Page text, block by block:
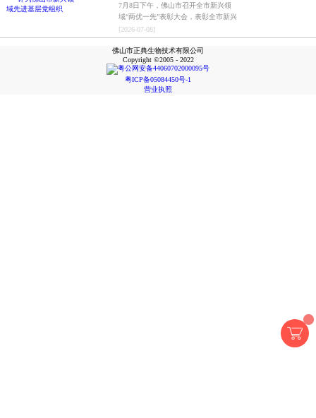
7月8日下午，佛山市召开全市新兴领
域“两优一先”表彰大会，表彰全市新兴
领域优秀共产党员、优秀党务工作者和
先进基层党组织，中共佛山市正典生物
技术有限公司支部委员会被评为佛山市
新兴领域先进基层党组织。
[2026-07-08]
佛山市正典生物技术有限公司
Copyright ©2005 - 2022
粤公网安备44060702000095号
粤ICP备05084450号-1
营业执照